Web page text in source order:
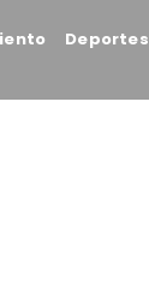
Deportes